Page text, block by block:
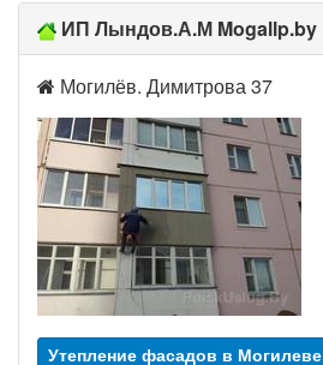
ИП Лындов.А.М Mogallp.by
Могилёв. Димитрова 37
Утепление фасадов в Могилеве